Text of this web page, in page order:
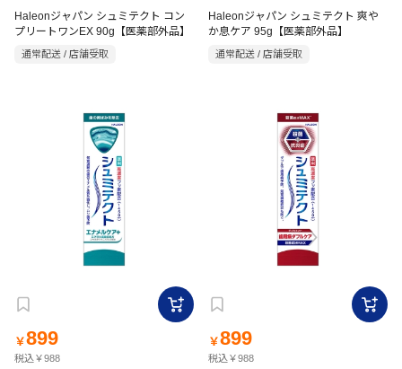
Haleonジャパン シュミテクト コン
プリートワンEX 90g【医薬部外品】
通常配送 / 店舗受取
Haleonジャパン シュミテクト 爽や
か息ケア 95g【医薬部外品】
通常配送 / 店舗受取
￥899
税込￥988
￥899
税込￥988